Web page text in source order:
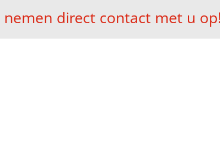
direct contact met u op!